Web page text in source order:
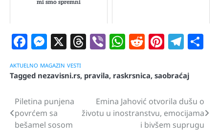
mi smo spremni
Facebook
Messenger
X Threads
ViberWhatsApp
Reddit
AKTUELNO MAGAZIN VESTI
Tagged nezavisni.rs, pravila, raskrsnica, saobraćaj
Navigacija
članaka
Piletina punjena
povrćem sa
bešamel sosom
Emina Jahović otvorila dušu o
životu u inostranstvu, emocijama
i bivšem suprugu